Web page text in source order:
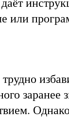
или
заранее